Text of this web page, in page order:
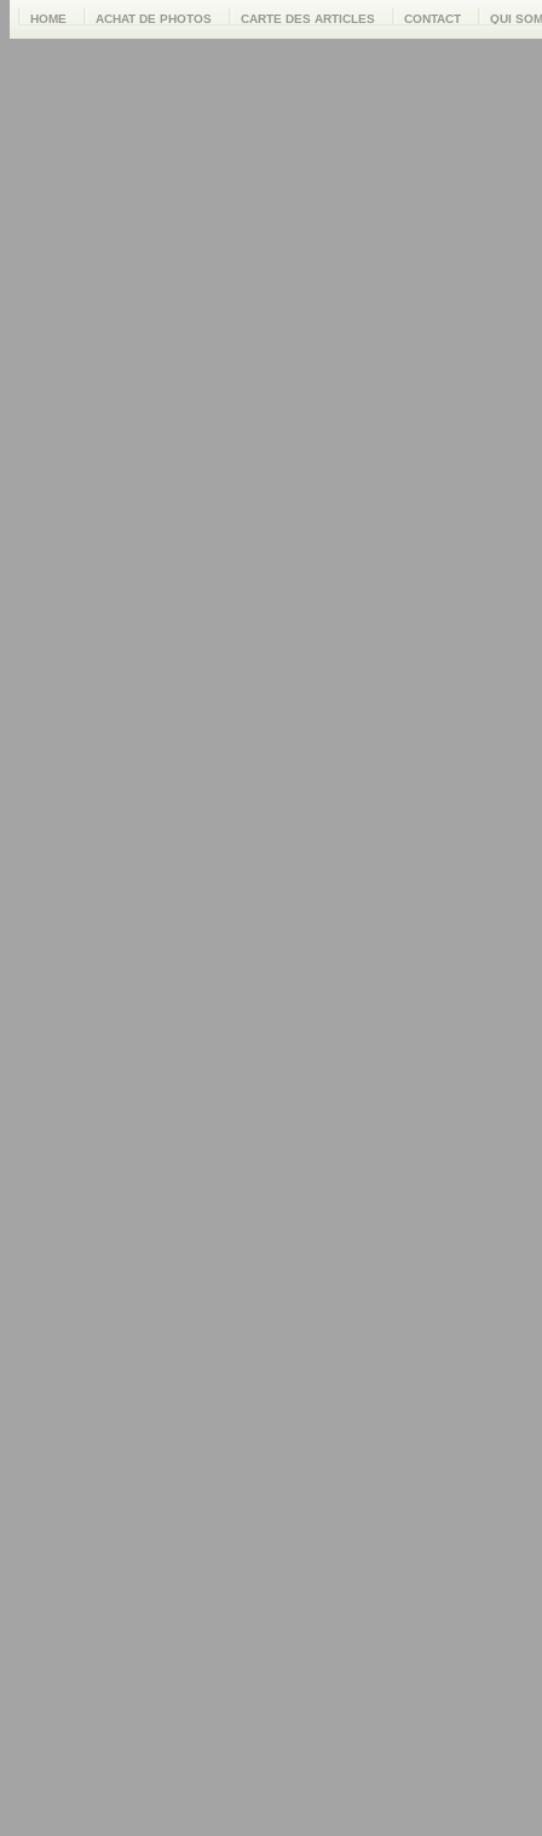
HOME ACHAT DE PHOTOS CARTE DES ARTICLES CONTACT QUI